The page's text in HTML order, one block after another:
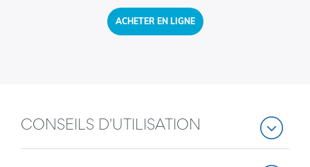
ACHETER EN LIGNE
CONSEILS D'UTILISATION